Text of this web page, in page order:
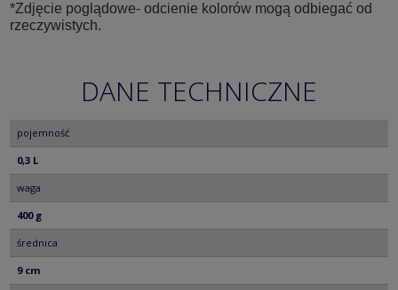
*Zdjęcie poglądowe- odcienie kolorów mogą odbiegać od
rzeczywistych.
DANE TECHNICZNE
pojemność
0,3 L
waga
400 g
średnica
9 cm